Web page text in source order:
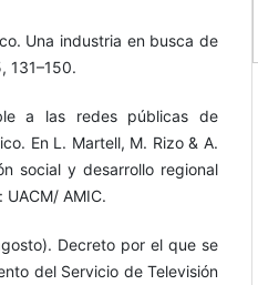
Una industria en busca de
131–150.
a las redes públicas de
En L. Martell, M. Rizo & A.
social y desarrollo regional
UACM/ AMIC.
Decreto por el que se
del Servicio de Televisión